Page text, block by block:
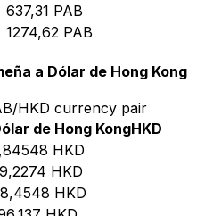
637,31 PAB
1274,62 PAB
a Dólar de Hong Kong
HKD currency pair
de Hong KongHKD
HKD
HKD
HKD